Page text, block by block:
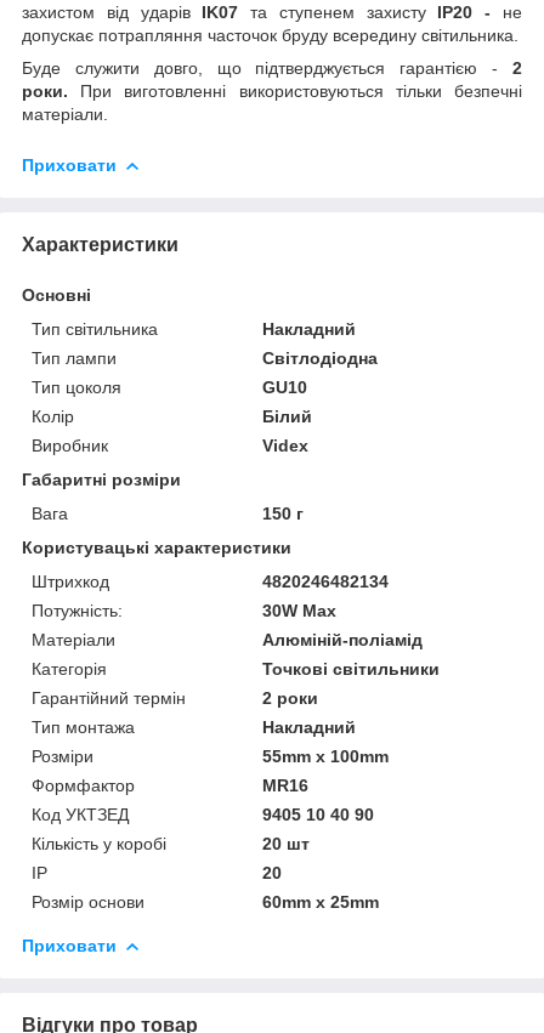
захистом від ударів IK07 та ступенем захисту IР20 - не
допускає потрапляння часточок бруду всередину світильника.
Буде служити довго, що підтверджується гарантією - 2
роки. При виготовленні використовуються тільки безпечні
матеріали.
Приховати
Характеристики
Основні
Тип світильника
Накладний
Тип лампи
Світлодіодна
Тип цоколя
GU10
Колір
Білий
Виробник
Videx
Габаритні розміри
Вага
150 г
Користувацькі характеристики
Штрихкод
4820246482134
Потужність:
30W Max
Матеріали
Алюміній-поліамід
Категорія
Точкові світильники
Гарантійний термін
2 роки
Тип монтажа
Накладний
Розміри
55mm х 100mm
Формфактор
MR16
Код УКТЗЕД
9405 10 40 90
Кількість у коробі
20 шт
IP
20
Розмір основи
60mm х 25mm
Приховати
Відгуки про товар